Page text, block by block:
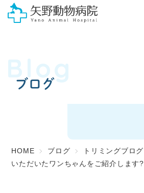
ブログ
Blog
HOME ブログ トリミングブログ
いただいたワンちゃんをご紹介します?